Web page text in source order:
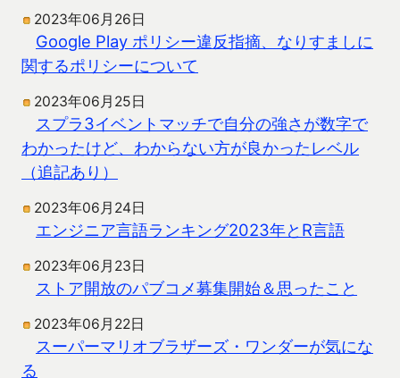
2023年06月26日
Google Play ポリシー違反指摘、なりすましに
関するポリシーについて
2023年06月25日
スプラ3イベントマッチで自分の強さが数字で
わかったけど、わからない方が良かったレベル
（追記あり）
2023年06月24日
エンジニア言語ランキング2023年とR言語
2023年06月23日
ストア開放のパブコメ募集開始＆思ったこと
2023年06月22日
スーパーマリオブラザーズ・ワンダーが気にな
る